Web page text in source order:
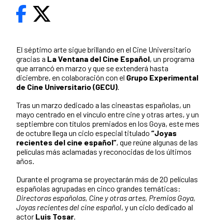
El séptimo arte sigue brillando en el Cine Universitario
gracias a La Ventana del Cine Español, un programa
que arrancó en marzo y que se extenderá hasta
diciembre, en colaboración con el Grupo Experimental
de Cine Universitario (GECU).
Tras un marzo dedicado a las cineastas españolas, un
mayo centrado en el vínculo entre cine y otras artes, y un
septiembre con títulos premiados en los Goya, este mes
de octubre llega un ciclo especial titulado “Joyas
recientes del cine español”, que reúne algunas de las
películas más aclamadas y reconocidas de los últimos
años.
Durante el programa se proyectarán más de 20 películas
españolas agrupadas en cinco grandes temáticas:
Directoras españolas, Cine y otras artes, Premios Goya,
Joyas recientes del cine español, y un ciclo dedicado al
actor Luis Tosar.